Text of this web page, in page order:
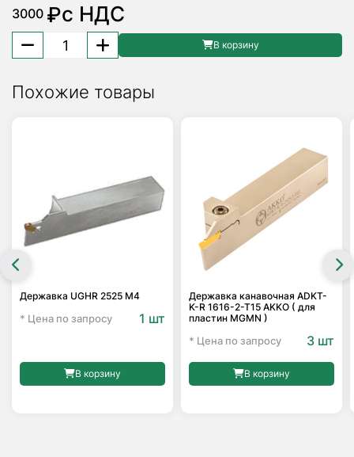
3000 ₽с НДС
Количество
товара
резьбовая
токарных
автоматов
продольного
Sandvik
В корзину
Похожие товары
Державка UGHR 2525 M4
* Цена по запросу 1 шт
В корзину
Державка канавочная ADKT-
K-R 1616-2-T15 AKKO ( для
пластин MGMN )
* Цена по запросу 3 шт
В корзину